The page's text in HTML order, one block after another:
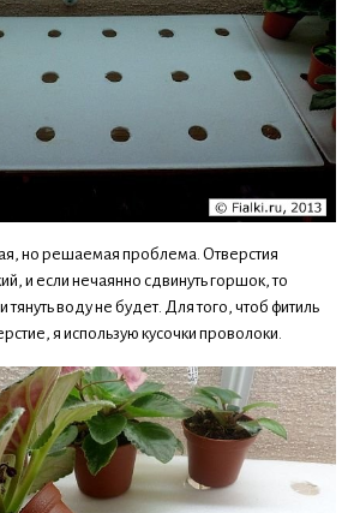
но решаемая проблема. Отверстия
и если нечаянно сдвинуть горшок, то
тянуть воду не будет. Для того, чтоб фитиль
я использую кусочки проволоки.